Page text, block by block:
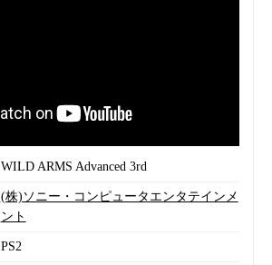
WILD ARMS Advanced 3rd
(株)ソニー・コンピュータエンタテインメ
ント
PS2